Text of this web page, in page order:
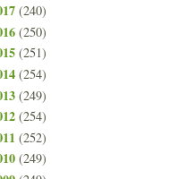
(240)
(250)
(251)
(254)
(249)
(254)
(252)
(249)